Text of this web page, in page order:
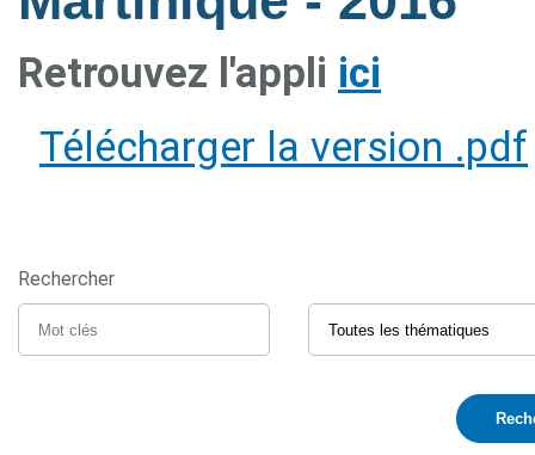
Retrouvez l'appli ici
Télécharger la version .pdf
Rechercher